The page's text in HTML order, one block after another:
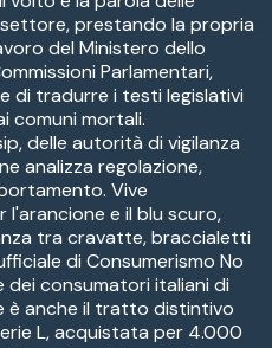
prestando la propria
del Ministero dello
Parlamentari,
di tradurre i testi legislativi
comuni mortali.
delle autorità di vigilanza
analizza regolazione,
Vive
l'arancione e il blu scuro,
tra cravatte, braccialetti
di Consumerismo No
consumatori italiani di
è anche il tratto distintivo
L, acquistata per 4.000